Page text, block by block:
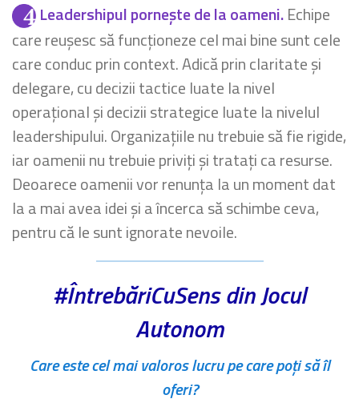
Leadershipul pornește de la oameni.Echipe
care reușesc să funcționeze cel mai bine sunt cele
care conduc prin context. Adică prin claritate și
delegare, cu decizii tactice luate la nivel
operațional și decizii strategice luate la nivelul
leadershipului. Organizațiile nu trebuie să fie rigide,
iar oamenii nu trebuie priviți și tratați ca resurse.
Deoarece oamenii vor renunța la un moment dat
la a mai avea idei și a încerca să schimbe ceva,
pentru că le sunt ignorate nevoile.
#ÎntrebăriCuSens din Jocul
Autonom
Care este cel mai valoros lucru pe care poți să îl
oferi?